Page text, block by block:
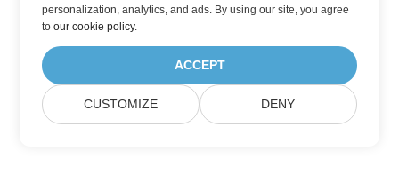
personalization, analytics, and ads. By using our site, you agree
toour cookie policy.
ACCEPT
CUSTOMIZE DENY